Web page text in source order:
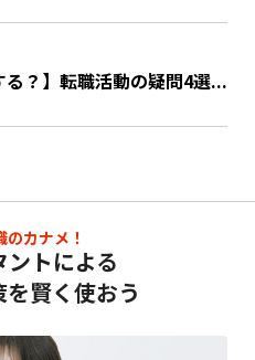
る？】転職活動の疑問4選...
カナメ！
ントによる
賢く使おう